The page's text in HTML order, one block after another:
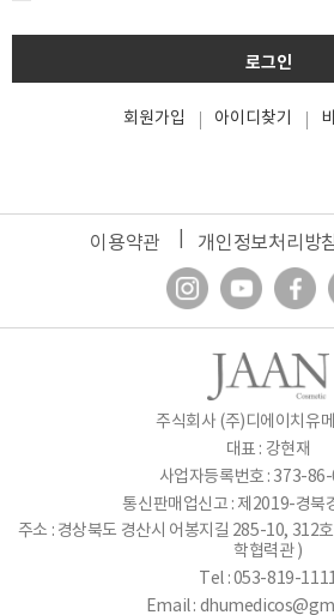
로그인
회원가입 아이디찾기
이용약관 개인정보처리방침
주식회사 (주)디에이치유
대표 : 강현재
사업자등록번호 : 373-
통신판매업신고 : 제2019-경북
주소 : 경상북도 경산시 어봉지길 285-10, 312
학협력관 )
Tel : 053-819-
Email :